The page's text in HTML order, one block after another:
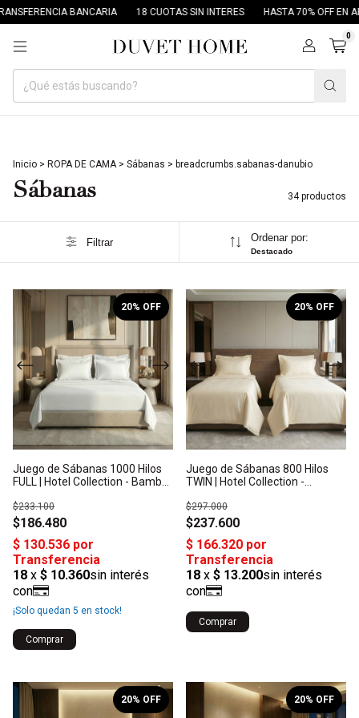
18 CUOTAS SIN INTERES HASTA 70% OFF EN ARCHIVO DUVET
0
Inicio > ROPA DE CAMA > Sábanas > breadcrumbs.sabanas-danubio
Sábanas 34 productos
Filtrar Ordenar por:
Destacado
1/6
Juego de Sábanas 1000 Hilos
FULL | Hotel Collection - Bambú
$186.480
$233.100
20% OFF
¡Solo quedan 5 en stock!
Comprar
/10
Juego de Sábanas 800 Hilos
TWIN | Hotel Collection -
$237.600
$297.000
20% OFF
Comprar
/10
20% OFF /10
20% OFF